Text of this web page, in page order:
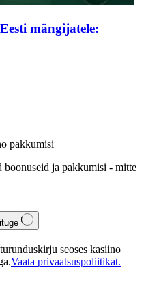
mängijatele:
pakkumisi
boonuseid ja pakkumisi - mitte
seoses kasiino
Vaata privaatsuspoliitikat.